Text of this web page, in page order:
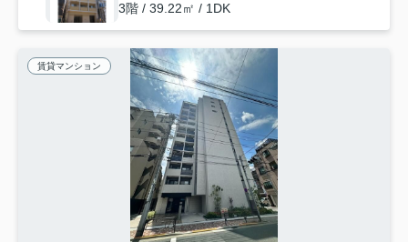
3階 / 39.22㎡ / 1DK
賃貸マンション